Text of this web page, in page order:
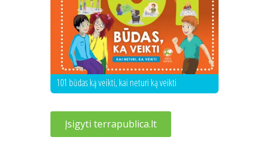
101 būdas ką veikti, kai neturi ką veikti
Įsigyti terrapublica.lt